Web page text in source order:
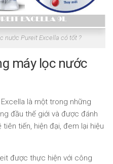
nước Pureit Excella có tốt ?
máy lọc nước
là một trong những
đầu thế giới và được đánh
tiến, hiện đại, đem lại hiệu
được thực hiện với công